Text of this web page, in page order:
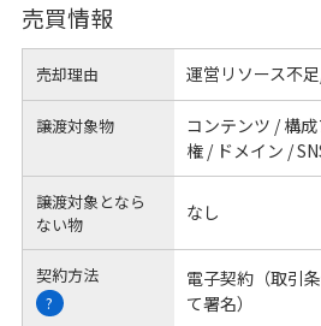
売買情報
売却理由 運営リソース不
譲渡対象物
コンテンツ / 構
権 / ドメイン /
譲渡対象となら
ない物
なし
契約方法
?
電子契約（取引
て署名）